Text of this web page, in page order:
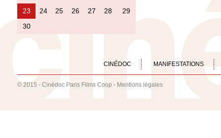
23
24 25 26 27 28
29
30
CINÉDOC MANIFESTATIONS
© 2015 - Cinédoc Paris Films Coop - Mentions légales